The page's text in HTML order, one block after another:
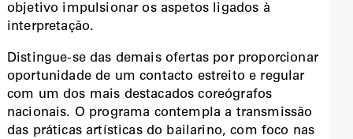
objetivo impulsionar os aspetos ligados à
interpretação.
Distingue-se das demais ofertas por proporcionar
oportunidade de um contacto estreito e regular
com um dos mais destacados coreógrafos
nacionais. O programa contempla a transmissão
das práticas artísticas do bailarino, com foco nas